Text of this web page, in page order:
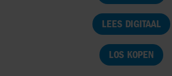
LEES DIGITAAL
LOS KOPEN